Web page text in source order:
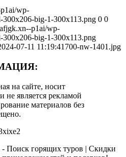
wp-
300x206-big-1-300x113.png 0 0
p1ai/wp-
300x206-big-1-300x113.png
07-11 11:19:41 700-nw-1401.jpg
на сайте, носит
является рекламой
материалов без
горящих туров | Скидки